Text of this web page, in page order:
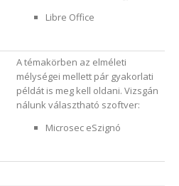
Libre Office
A témakörben az elméleti
mélységei mellett pár gyakorlati
példát is meg kell oldani. Vizsgán
nálunk választható szoftver:
Microsec eSzignó